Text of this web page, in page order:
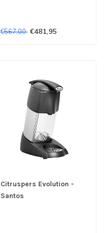
€567,00 €481,95
Citruspers Evolution -
Santos